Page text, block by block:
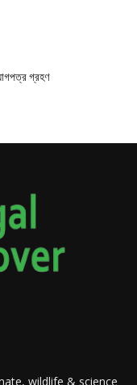
গ্রহণ
wildlife & science